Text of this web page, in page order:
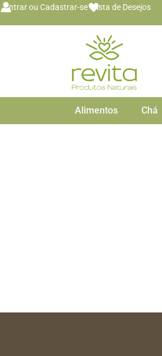
conteúdo
Entrar ou Cadastrar-se Lista de Desejos
Alimentos Chá